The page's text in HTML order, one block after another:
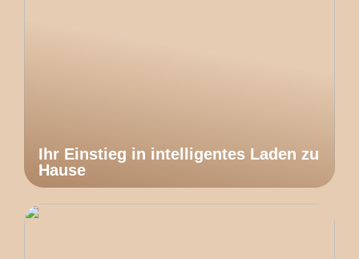
Ihr Einstieg in intelligentes Laden zu
Hause